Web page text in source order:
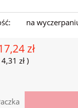
na
zł
4,31 zł)